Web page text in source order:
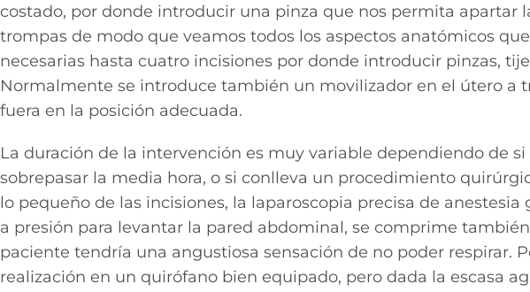
costado, por donde introducir una pinza que nos permita apartar
trompas de modo que veamos todos los aspectos anatómicos
necesarias hasta cuatro incisiones por donde introducir pinzas,
Normalmente se introduce también un movilizador en el útero a
fuera en la posición adecuada.
La duración de la intervención es muy variable dependiendo de
sobrepasar la media hora, o si conlleva un procedimiento
lo pequeño de las incisiones, la laparoscopia precisa de
a presión para levantar la pared abdominal, se comprime
paciente tendría una angustiosa sensación de no poder respirar.
realización en un quirófano bien equipado, pero dada la escasa